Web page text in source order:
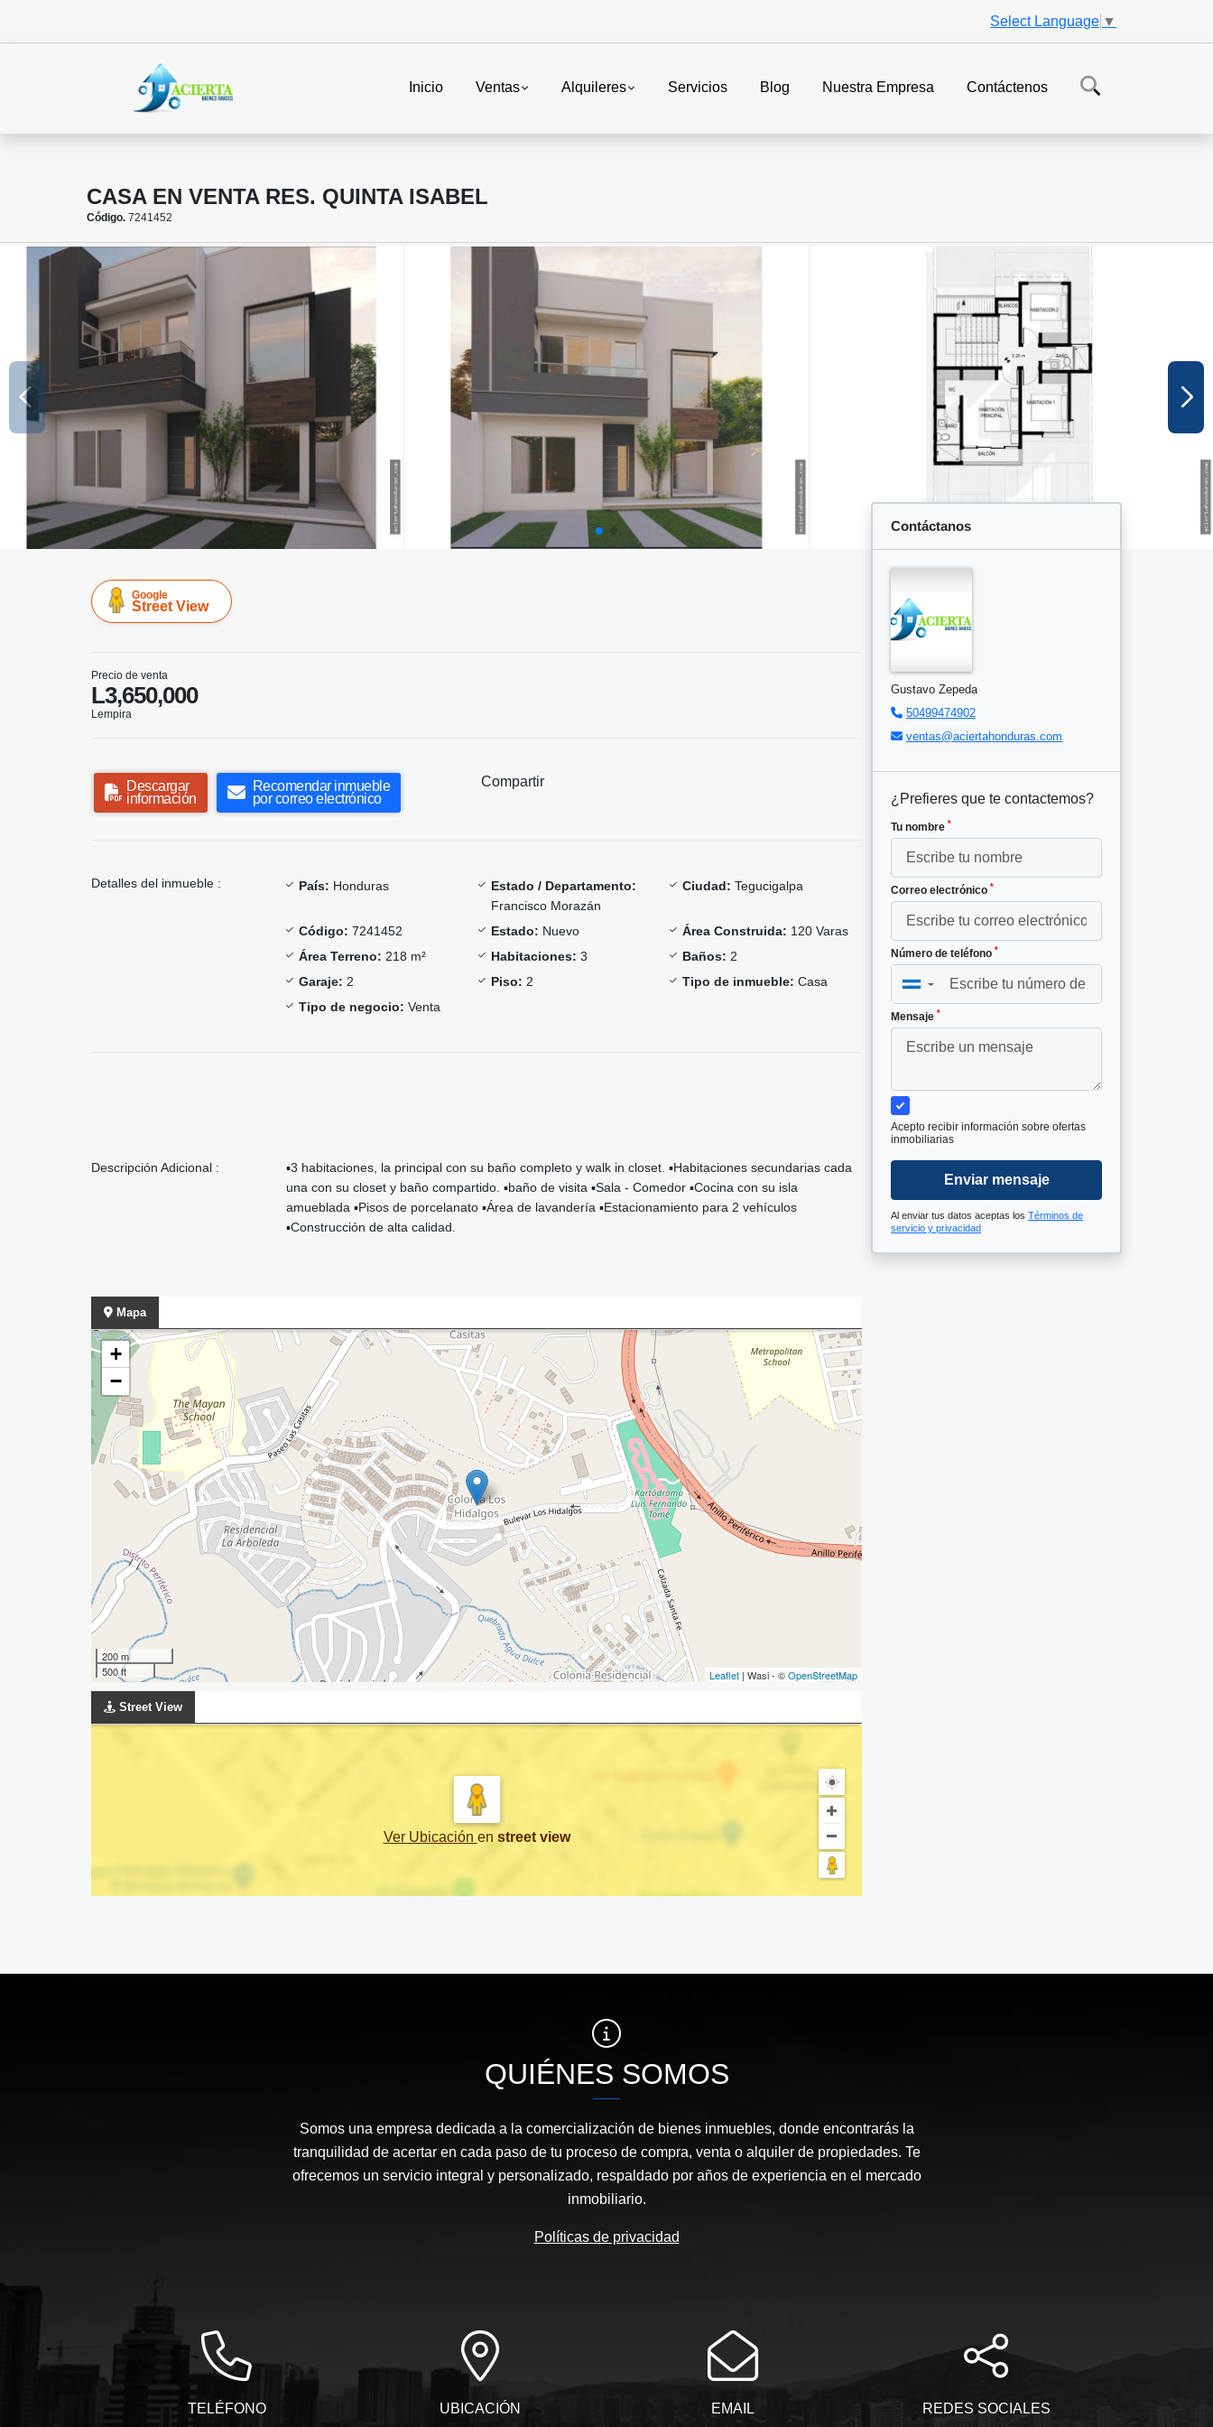
Select Language ▼
Inicio Ventas Alquileres Servicios Blog Nuestra Empresa Contáctenos
CASA EN VENTA RES. QUINTA ISABEL
Código. 7241452
Google
Street View
Precio de venta
L3,650,000
Lempira
Descargar
información
Recomendar inmueble
por correo electrónico
Compartir
Detalles del inmueble : País: Honduras
Estado / Departamento:
Francisco Morazán
Ciudad: Tegucigalpa
Código: 7241452 Estado: Nuevo Área Construida: 120 Varas
Área Terreno: 218 m² Habitaciones: 3 Baños: 2
Garaje: 2 Piso: 2 Tipo de inmueble: Casa
Tipo de negocio: Venta
Descripción Adicional :
▪️3 habitaciones, la principal con su baño completo y walk in closet. ▪️Habitaciones secundarias cada
una con su closet y baño compartido. ▪️baño de visita ▪️Sala - Comedor ▪️Cocina con su isla
amueblada ▪️Pisos de porcelanato ▪️Área de lavandería ▪️Estacionamiento para 2 vehículos
▪️Construcción de alta calidad.
Mapa
+
−
200 m
500 ft
Leaflet | Wasi - ©OpenStreetMap
Street View
Ver Ubicación en street view
Contáctanos
Gustavo Zepeda
50499474902
ventas@aciertahonduras.com
¿Prefieres que te contactemos?
Tu nombre *
Correo electrónico *
Número de teléfono *
▼
Mensaje *
Acepto recibir información sobre ofertas
inmobiliarias
Enviar mensaje
Al enviar tus datos aceptas los Términos de
servicio y privacidad
QUIÉNES SOMOS
Somos una empresa dedicada a la comercialización de bienes inmuebles, donde encontrarás la
tranquilidad de acertar en cada paso de tu proceso de compra, venta o alquiler de propiedades. Te
ofrecemos un servicio integral y personalizado, respaldado por años de experiencia en el mercado
inmobiliario.
Políticas de privacidad
TELÉFONO UBICACIÓN EMAIL REDES SOCIALES